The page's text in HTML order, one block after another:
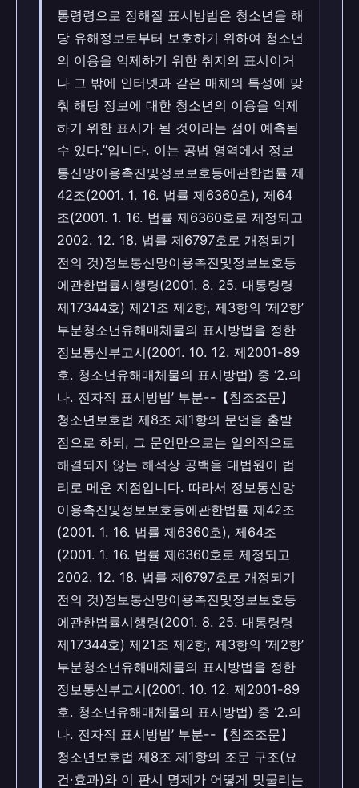
통령령으로 정해질 표시방법은 청소년을 해
당 유해정보로부터 보호하기 위하여 청소년
의 이용을 억제하기 위한 취지의 표시이거
나 그 밖에 인터넷과 같은 매체의 특성에 맞
춰 해당 정보에 대한 청소년의 이용을 억제
하기 위한 표시가 될 것이라는 점이 예측될
수 있다.”입니다. 이는 공법 영역에서 정보
통신망이용촉진및정보보호등에관한법률 제
42조(2001. 1. 16. 법률 제6360호), 제64
조(2001. 1. 16. 법률 제6360호로 제정되고
2002. 12. 18. 법률 제6797호로 개정되기
전의 것)정보통신망이용촉진및정보보호등
에관한법률시행령(2001. 8. 25. 대통령령
제17344호) 제21조 제2항, 제3항의 ‘제2항’
부분청소년유해매체물의 표시방법을 정한
정보통신부고시(2001. 10. 12. 제2001-89
호. 청소년유해매체물의 표시방법) 중 ‘2.의
나. 전자적 표시방법’ 부분--【참조조문】
청소년보호법 제8조 제1항의 문언을 출발
점으로 하되, 그 문언만으로는 일의적으로
해결되지 않는 해석상 공백을 대법원이 법
리로 메운 지점입니다. 따라서 정보통신망
이용촉진및정보보호등에관한법률 제42조
(2001. 1. 16. 법률 제6360호), 제64조
(2001. 1. 16. 법률 제6360호로 제정되고
2002. 12. 18. 법률 제6797호로 개정되기
전의 것)정보통신망이용촉진및정보보호등
에관한법률시행령(2001. 8. 25. 대통령령
제17344호) 제21조 제2항, 제3항의 ‘제2항’
부분청소년유해매체물의 표시방법을 정한
정보통신부고시(2001. 10. 12. 제2001-89
호. 청소년유해매체물의 표시방법) 중 ‘2.의
나. 전자적 표시방법’ 부분--【참조조문】
청소년보호법 제8조 제1항의 조문 구조(요
건·효과)와 이 판시 명제가 어떻게 맞물리는